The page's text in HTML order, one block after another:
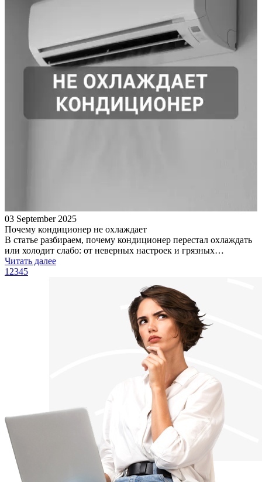
03 September 2025
Почему кондиционер не охлаждает
В статье разбираем, почему кондиционер перестал охлаждать
или холодит слабо: от неверных настроек и грязных…
Читать далее
1 2345